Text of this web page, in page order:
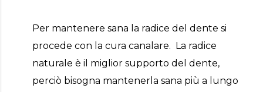
Per mantenere sana la radice del dente si
procede con la cura canalare. La radice
naturale è il miglior supporto del dente,
perciò bisogna mantenerla sana più a lungo